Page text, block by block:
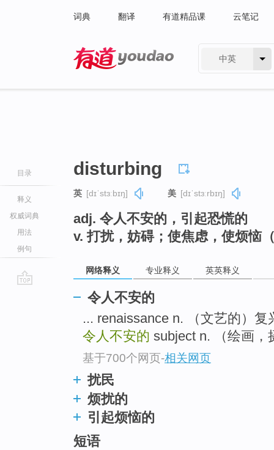
词典 翻译 有道精品课 云笔记
中英
目录
释义
权威词典
用法
例句
disturbing
英 [dɪˈstɜːbɪŋ] 美 [dɪˈstɜːrbɪŋ]
adj. 令人不安的，引起恐慌的
v. 打扰，妨碍；使焦虑，使烦恼
网络释义 专业释义 英英释义
令人不安的
... renaissance n. （文艺的）
令人不安的 subject n. （绘画，
基于700个网页-相关网页
扰民
烦扰的
引起烦恼的
短语